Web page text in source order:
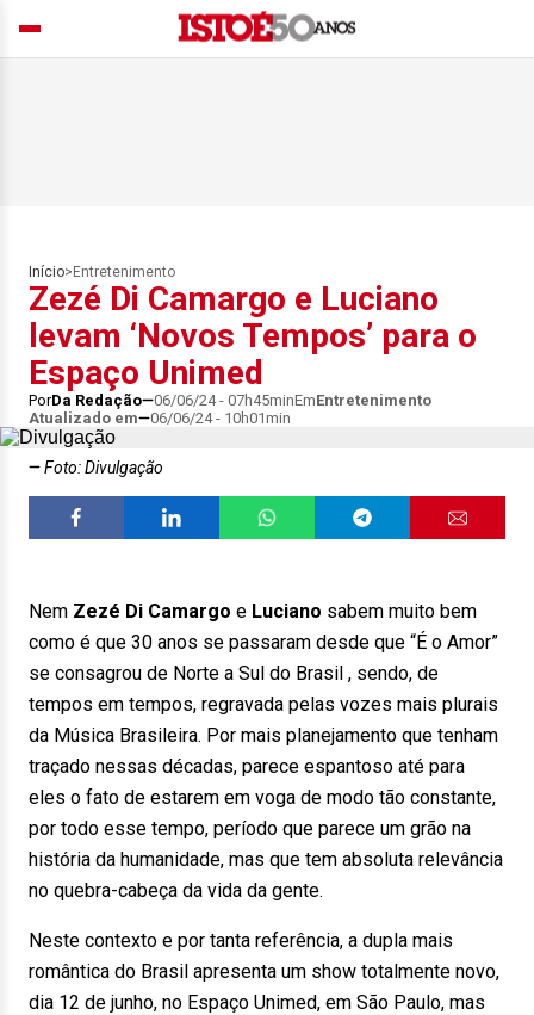
Início> Entretenimento
Zezé Di Camargo e Luciano
levam ‘Novos Tempos’ para o
Espaço Unimed
PorDa Redação 06/06/24 - 07h45minEmEntretenimento
Atualizado em
06/06/24 - 10h01min
Foto: Divulgação
Nem Zezé Di Camargo e Luciano sabem muito bem
como é que 30 anos se passaram desde que “É o Amor”
se consagrou de Norte a Sul do Brasil , sendo, de
tempos em tempos, regravada pelas vozes mais plurais
da Música Brasileira. Por mais planejamento que tenham
traçado nessas décadas, parece espantoso até para
eles o fato de estarem em voga de modo tão constante,
por todo esse tempo, período que parece um grão na
história da humanidade, mas que tem absoluta relevância
no quebra-cabeça da vida da gente.
Neste contexto e por tanta referência, a dupla mais
romântica do Brasil apresenta um show totalmente novo,
dia 12 de junho, no Espaço Unimed, em São Paulo, mas